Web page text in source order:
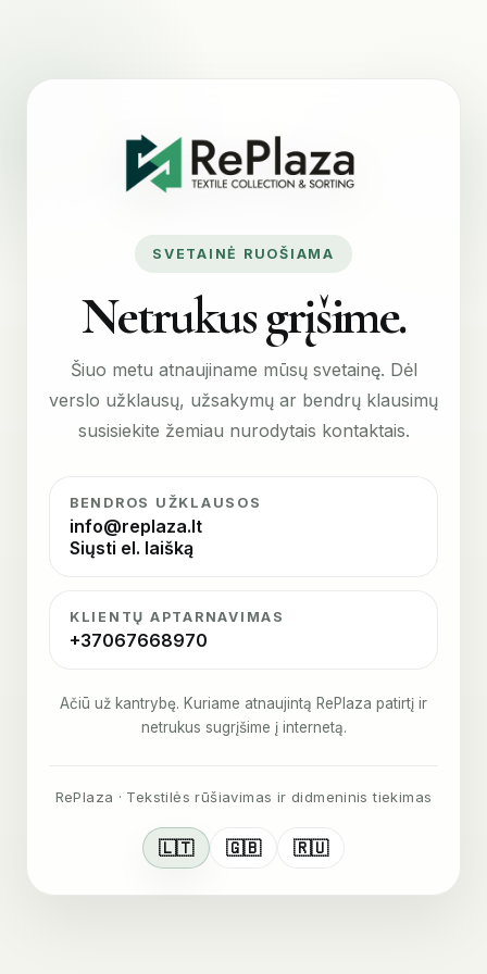
SVETAINĖ RUOŠIAMA
Netrukus grįšime.
Šiuo metu atnaujiname mūsų svetainę. Dėl
verslo užklausų, užsakymų ar bendrų klausimų
susisiekite žemiau nurodytais kontaktais.
BENDROS UŽKLAUSOS
info@replaza.lt
Siųsti el. laišką
KLIENTŲ APTARNAVIMAS
+37067668970
Ačiū už kantrybę. Kuriame atnaujintą RePlaza patirtį ir
netrukus sugrįšime į internetą.
RePlaza · Tekstilės rūšiavimas ir didmeninis tiekimas
🇱🇹 🇬🇧 🇷🇺